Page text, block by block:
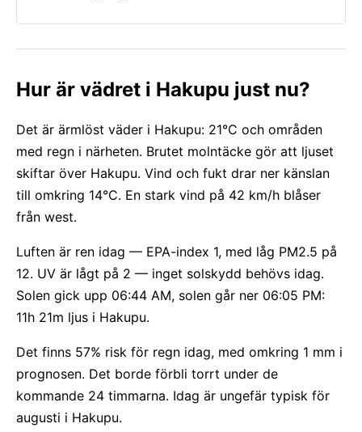
Hur är vädret i Hakupu just nu?
Det är ärmlöst väder i Hakupu: 21°C och områden
med regn i närheten. Brutet molntäcke gör att ljuset
skiftar över Hakupu. Vind och fukt drar ner känslan
till omkring 14°C. En stark vind på 42 km/h blåser
från west.
Luften är ren idag — EPA-index 1, med låg PM2.5 på
12. UV är lågt på 2 — inget solskydd behövs idag.
Solen gick upp 06:44 AM, solen går ner 06:05 PM:
11h 21m ljus i Hakupu.
Det finns 57% risk för regn idag, med omkring 1 mm i
prognosen. Det borde förbli torrt under de
kommande 24 timmarna. Idag är ungefär typisk för
augusti i Hakupu.